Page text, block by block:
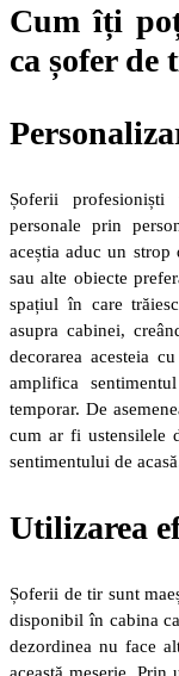
Cum îți
ca șofer de
Șoferii profesioniști
personale prin
aceștia aduc un strop
sau alte obiecte
spațiul în care
asupra cabinei,
decorarea acesteia
amplifica
temporar. De
cum ar fi ustensilele
sentimentului de
Utilizarea
Șoferii de tir sunt
disponibil în cabina
dezordinea nu face